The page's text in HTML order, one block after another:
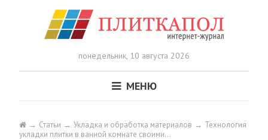
понедельник, 10 августа 2026
МЕНЮ
Статьи Укладка и обработка материалов
Технология
укладки плитки в ванной комнате своими…